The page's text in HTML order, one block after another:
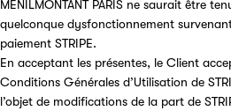
MENILMONTANT PARIS ne saurait être
quelconque dysfonctionnement
paiement STRIPE.
En acceptant les présentes, le Client
Conditions Générales d’Utilisation de
l’objet de modifications de la part de